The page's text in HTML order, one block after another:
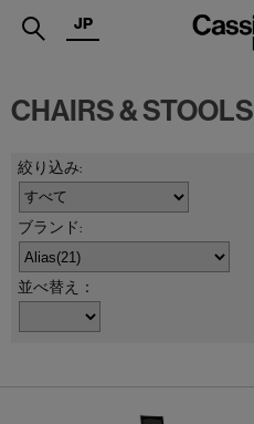
.
SERVICES
PROJECTS
MAGAZINE
SUPPORT
JP
CHAIRS & STOOLS
並べ替え：